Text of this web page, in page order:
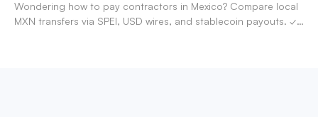
Wondering how to pay contractors in Mexico? Compare local
MXN transfers via SPEI, USD wires, and stablecoin payouts. ✓